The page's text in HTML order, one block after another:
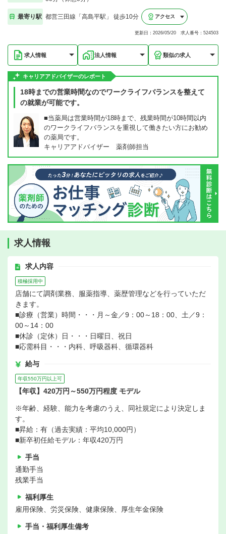
最寄り駅 都営三田線「高島平駅」 徒歩10分 アクセス
更新日：2026/05/20 求人番号：524503
求人情報 法人情報 類似の求人
キャリアアドバイザーのレポート
18時までの営業時間なのでワークライフバランスを整えて
の就業が可能です。
■当薬局は営業時間が18時まで、残業時間が10時間以内
のワークライフバランスを重視して働きたい方にお勧め
の薬局です。
キャリアアドバイザー 薬剤師担当
求人情報
求人内容
積極採用中
店舗にて調剤業務、服薬指導、薬歴管理などを行っていただ
きます。
■診療（営業）時間・・・月～金／9：00～18：00、土／9：
00～14：00
■休診（定休）日・・・日曜日、祝日
■応需科目・・・内科、呼吸器科、循環器科
給与
年収550万円以上可
【年収】420万円～550万円程度 モデル
※年齢、経験、能力を考慮のうえ、同社規定により決定しま
す。
■昇給：有（過去実績：平均10,000円）
■新卒初任給モデル：年収420万円
手当
通勤手当
残業手当
福利厚生
雇用保険、労災保険、健康保険、厚生年金保険
手当・福利厚生備考